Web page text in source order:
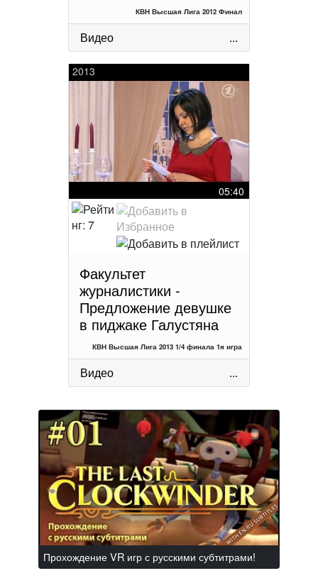
КВН Высшая Лига 2012 Финал
Видео ...
2013
05:40
Факультет
журналистики -
Предложение девушке
в пиджаке Галустяна
КВН Высшая Лига 2013 1/4 финала 1я игра
Видео ...
Прохождение VR игр с русскими субтитрами!